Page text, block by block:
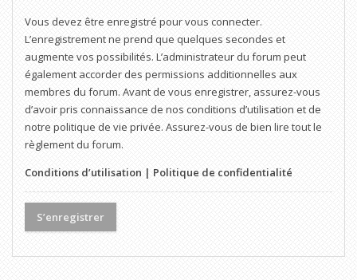
Vous devez être enregistré pour vous connecter.
L’enregistrement ne prend que quelques secondes et
augmente vos possibilités. L’administrateur du forum peut
également accorder des permissions additionnelles aux
membres du forum. Avant de vous enregistrer, assurez-vous
d’avoir pris connaissance de nos conditions d’utilisation et de
notre politique de vie privée. Assurez-vous de bien lire tout le
règlement du forum.
Conditions d’utilisation | Politique de confidentialité
S’enregistrer